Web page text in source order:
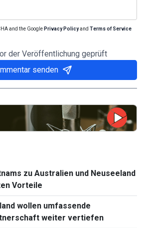
and the Google Privacy Policyand Terms of Service
der Veröffentlichung geprüft
senden
zu Australien und Neuseeland
Vorteile
wollen umfassende
weiter vertiefen